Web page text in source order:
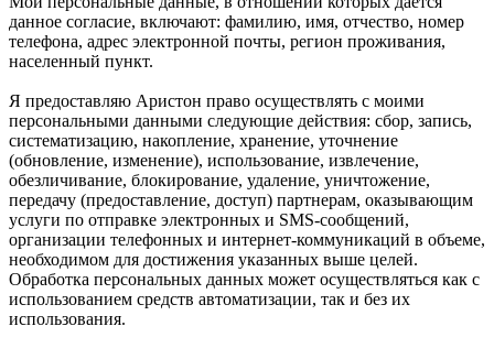
данное согласие, включают: фамилию, имя, отчество, номер
телефона, адрес электронной почты, регион проживания,
населенный пункт.
Я предоставляю Аристон право осуществлять с моими
персональными данными следующие действия: сбор, запись,
систематизацию, накопление, хранение, уточнение
(обновление, изменение), использование, извлечение,
обезличивание, блокирование, удаление, уничтожение,
передачу (предоставление, доступ) партнерам, оказывающим
услуги по отправке электронных и SMS‑сообщений,
организации телефонных и интернет‑коммуникаций в объеме,
необходимом для достижения указанных выше целей.
Обработка персональных данных может осуществляться как с
использованием средств автоматизации, так и без их
использования.